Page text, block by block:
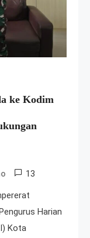
ke Kodim
13
Harian
Kota